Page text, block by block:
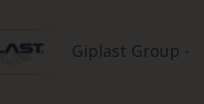
Giplast Group -